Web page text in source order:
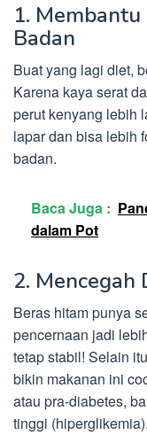
1.
Badan
Buat yang lagi diet,
Karena kaya serat
perut kenyang lebih
lapar dan bisa lebih
badan.
Baca Juga :
dalam Pot
2. Mencegah
Beras hitam punya
pencernaan jadi
tetap stabil! Selain
bikin makanan ini
atau pra-diabetes,
tinggi (hiperglikemia).